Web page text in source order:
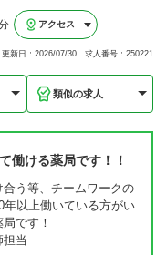
アクセス
更新日：2026/07/30 求人番号：250221
類似の求人
働ける薬局です！！
う等、チームワークの
年以上働いている方がい
です！
当